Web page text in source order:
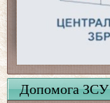
Допомога ЗСУ